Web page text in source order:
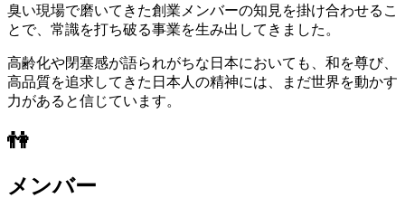
臭い現場で磨いてきた創業メンバーの知見を掛け合わせるこ
とで、常識を打ち破る事業を生み出してきました。
高齢化や閉塞感が語られがちな日本においても、和を尊び、
高品質を追求してきた日本人の精神には、まだ世界を動かす
力があると信じています。
👫
メンバー